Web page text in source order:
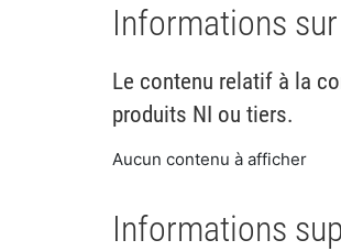
Informations
Le contenu relatif à la
produits NI ou tiers.
Aucun contenu à afficher
Informations